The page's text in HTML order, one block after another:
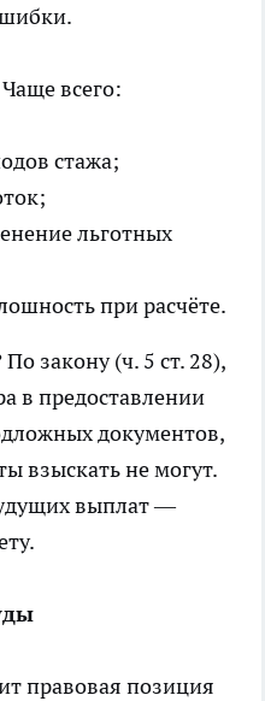
всего:
стажа;
льготных
при расчёте.
По закону (ч. 5 ст. 28),
в предоставлении
документов,
взыскать не могут.
выплат —
правовая позиция